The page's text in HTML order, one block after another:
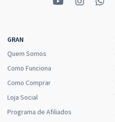
GRAN
Quem Somos
Como Funciona
Como Comprar
Loja Social
Programa de Afiliados